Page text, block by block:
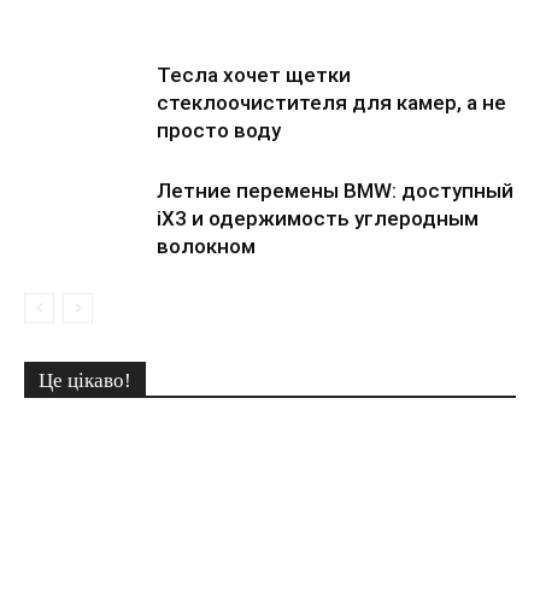
Тесла хочет щетки
стеклоочистителя для камер, а не
просто воду
Летние перемены BMW: доступный
iX3 и одержимость углеродным
волокном
Це цікаво!